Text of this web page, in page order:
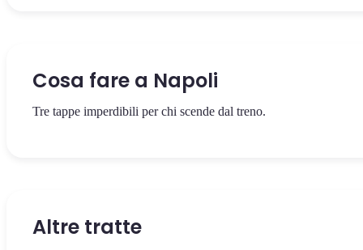
Cosa fare a Napoli
Tre tappe imperdibili per chi scende dal treno.
Altre tratte